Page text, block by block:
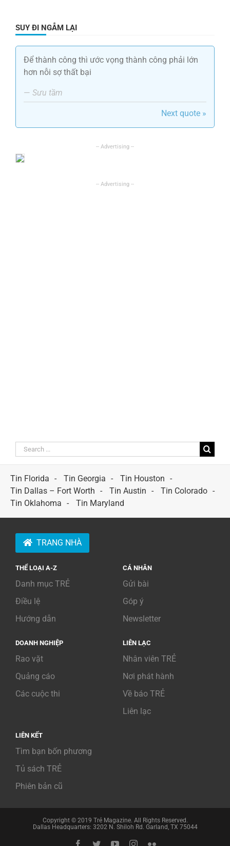
SUY ĐI NGẪM LẠI
Để thành công thì ước vọng thành công phải lớn
hơn nỗi sợ thất bại
— Sưu tầm
Next quote »
Search
for:
Tin Florida
Tin Georgia
Tin Houston
Tin Dallas – Fort Worth
Tin Austin
Tin Colorado
Tin Oklahoma
Tin Maryland
TRANG NHÀ
THỂ LOẠI A-Z
Danh mục TRẺ
Điều lệ
Hướng dẫn
CÁ NHÂN
Gửi bài
Góp ý
Newsletter
DOANH NGHIỆP
Rao vặt
Quảng cáo
Các cuộc thi
LIÊN LẠC
Nhân viên TRẺ
Nơi phát hành
Về báo TRẺ
Liên lạc
LIÊN KẾT
Tìm bạn bốn phương
Tủ sách TRẺ
Phiên bản cũ
Copyright © 2019 Trẻ Magazine. All Rights Reserved.
Dallas Headquarters: 3202 N. Shiloh Rd. Garland, TX 75044
Facebook
TwitterYouTubeInstagram
Flickr